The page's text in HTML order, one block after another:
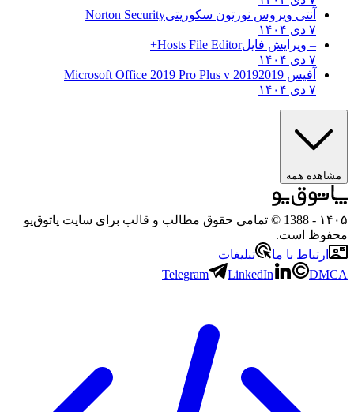
آنتی ویروس نورتون سکوریتیNorton Security
۷ دی ۱۴۰۴
– ویرایش فایلHosts File Editor+
۷ دی ۱۴۰۴
آفیس 2019 2019 Microsoft Office 2019 Pro Plus v
۷ دی ۱۴۰۴
مشاهده همه
۱۴۰۵
- 1388 © تمامی حقوق مطالب و قالب برای سایت پاتوق‌یو
محفوظ است.
ارتباط با ما
تبلیغات
Telegram
LinkedIn DMCA